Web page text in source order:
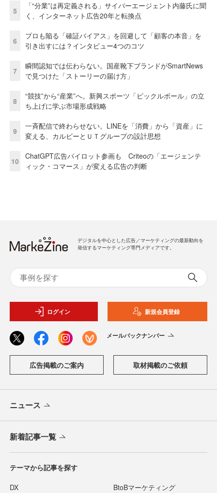
5
「“分業”は再定義される」サイバーエージェント内藤氏に聞
く、インターネット広告20年と転換点
6
プロも陥る「確証バイアス」を回避して「顧客の本音」を
引き出すには？インタビュー4つのコツ
7
瞬間認知では伝わらない。国産靴下ブランドがSmartNews
で見つけた「ストーリーの届け方」
8
“競技”から“産業”へ。新興スポーツ「ピックルボール」の立
ち上げに学ぶ市場形成戦略
9
一斉配信で終わらせない。LINEを「消費」から「資産」に
変える、カルビーとＵＴグループの設計思想
10
ChatGPT広告パイロット参画も Criteoの「エージェンテ
ィック・コマース」が変える広告の判断
デジタルを中心とした広告／マーケティングの最新動向を
発信するマーケティング専門メディアです。
ログイン 新規会員登録
メールバックナンバー
広告掲載のご案内 取材掲載のご依頼
ニュース
新着記事一覧
テーマから記事を探す
DX BtoBマーケティング